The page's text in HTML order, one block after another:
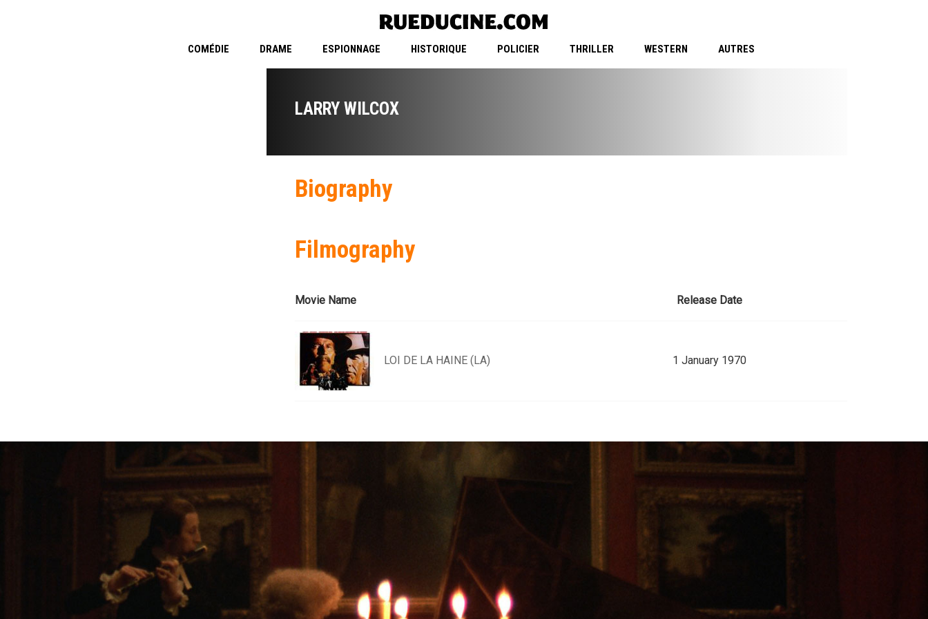
COMÉDIE DRAME ESPIONNAGE HISTORIQUE POLICIER THRILLER WESTERN AUTRES
LARRY WILCOX
Biography
Filmography
Movie Name Release Date
LOI DE LA HAINE (LA) 1 January 1970